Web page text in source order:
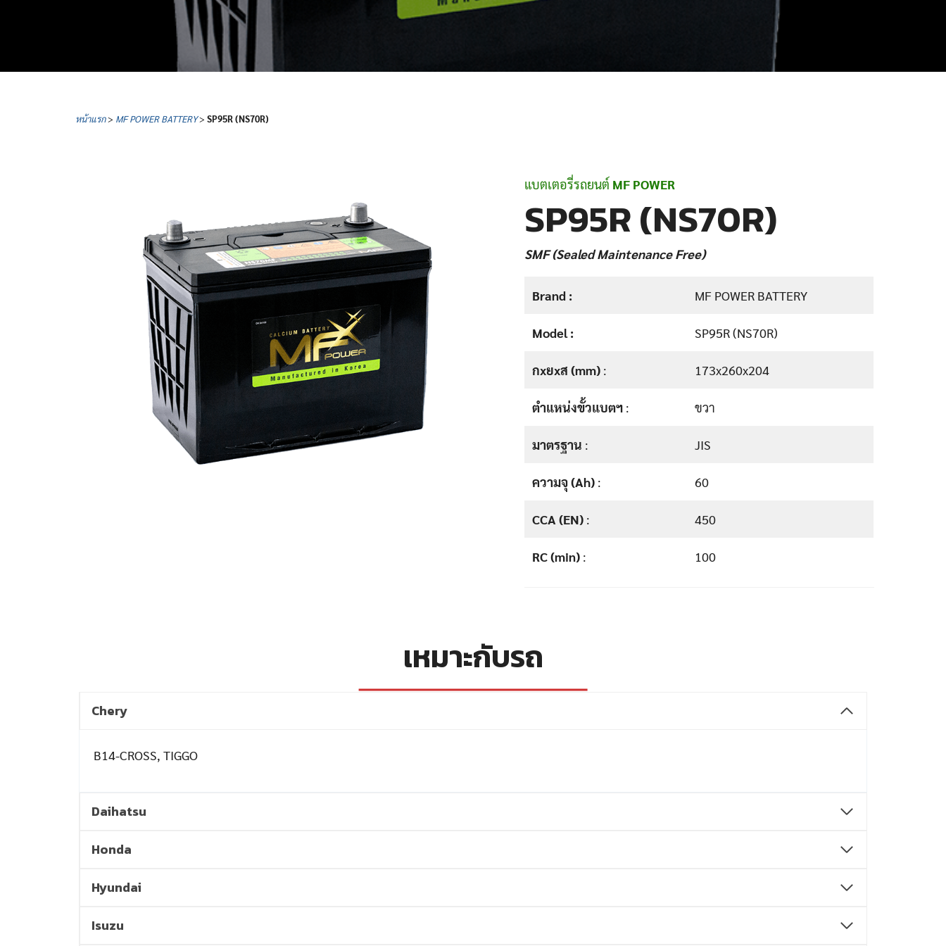
หน้าแรก> MF POWER BATTERY> SP95R (NS70R)
แบตเตอรี่รถยนต์ MF POWER
SP95R (NS70R)
SMF (Sealed Maintenance Free)
Brand : MF POWER BATTERY
Model : SP95R (NS70R)
กxยxส (mm) : 173x260x204
ตำแหน่งขั้วแบตฯ : ขวา
มาตรฐาน : JIS
ความจุ (Ah) : 60
CCA (EN) : 450
RC (min) : 100
เหมาะกับรถ
Chery
B14-CROSS, TIGGO
Daihatsu
Honda
Hyundai
Isuzu